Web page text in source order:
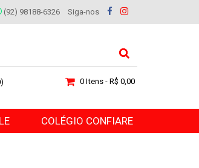
(92) 98188-6326 Siga-nos
0 Itens - R$ 0,00
COLÉGIO CONFIARE